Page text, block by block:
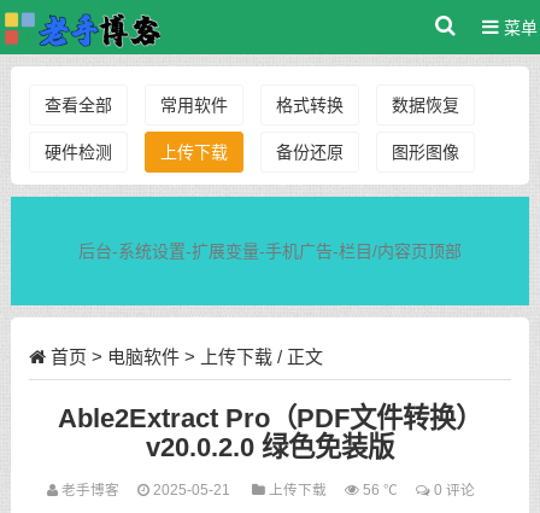
菜单
查看全部 常用软件 格式转换 数据恢复
硬件检测 上传下载 备份还原 图形图像
后台-系统设置-扩展变量-手机广告-栏目/内容页顶部
首页 > 电脑软件> 上传下载/ 正文
Able2Extract Pro（PDF文件转换）
v20.0.2.0 绿色免装版
老手博客 2025-05-21 上传下载 56 ℃ 0 评论